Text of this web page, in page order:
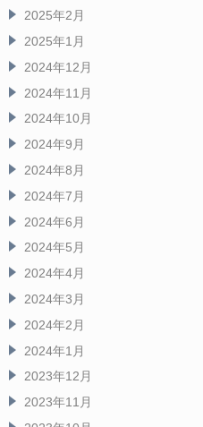
2025年2月
2025年1月
2024年12月
2024年11月
2024年10月
2024年9月
2024年8月
2024年7月
2024年6月
2024年5月
2024年4月
2024年3月
2024年2月
2024年1月
2023年12月
2023年11月